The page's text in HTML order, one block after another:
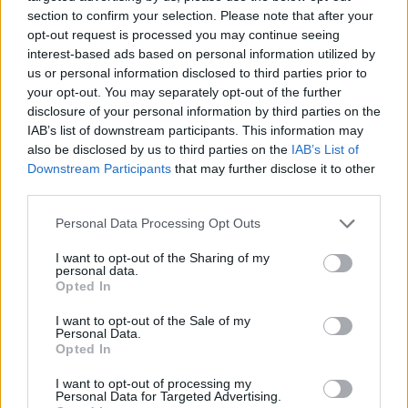
section to confirm your selection. Please note that after your
opt-out request is processed you may continue seeing
interest-based ads based on personal information utilized by
us or personal information disclosed to third parties prior to
your opt-out. You may separately opt-out of the further
disclosure of your personal information by third parties on the
IAB’s list of downstream participants. This information may
also be disclosed by us to third parties on the IAB’s List of
Downstream Participants that may further disclose it to other
Personal Data Processing Opt Outs
I want to opt-out of the Sharing of my
personal data.
Opted In
I want to opt-out of the Sale of my
Personal Data.
Opted In
I want to opt-out of processing my
Personal Data for Targeted Advertising.
životního prostředí. ProEvropskou komisi
tento projekt
zpracovaly Centrum pro životní prostředí Univerzity Karlovy a
firma Gabal, Analysis and Consulting v období od října 1999 do
prosince 2000.
Ondřej Simon: Poznámka o televizi, vepřích a
vánočních stromcích
28.12.2000
Ekologické organizace i ta část lidu v české kotlině a moravských
úvalech, která má srdce nakloněné přírodě, mají často potíže se
svou vlastní aktivností. Člověk vidí kolem sebe plno neřádu, a to
nepodařilo zbavit ho přirozeného puzení problémy řešit a tak neví,
jeden člověk, ba i středně velká organizace museli zbláznit. Co si
mám vybrat? Je problém přejížděných žab menší než problém
uprchlíků z Afganistánu, jak říká s oblibou Sváťa Karásek?
Jarmila Přibylová: Nový zákon o posuzování vlivů na
11.12.2000
Nové znění zákona o posuzování vlivů na životní prostředí,